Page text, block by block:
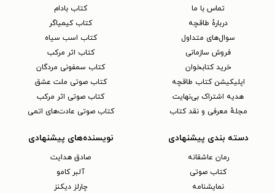
تماس با ما
دربارهٔ طاقچه
سوال‌های متداول
فروش سازمانی
خرید کتابخوان
اپلیکیشن کتاب طاقچه
هدیه اشتراک بی‌نهایت
مجلهٔ معرفی و نقد کتاب
کتاب بادام
کتاب کیمیاگر
کتاب اسب سیاه
کتاب اثر مرکب
کتاب سمفونی مردگان
کتاب صوتی ملت عشق
کتاب صوتی اثر مرکب
کتاب صوتی عادت‌های اتمی
دسته بندی پیشنهادی
رمان عاشقانه
کتاب‌ صوتی
نمایشنامه
نویسنده‌های پیشنهادی
صادق هدایت
آلبر کامو
چارلز دیکنز